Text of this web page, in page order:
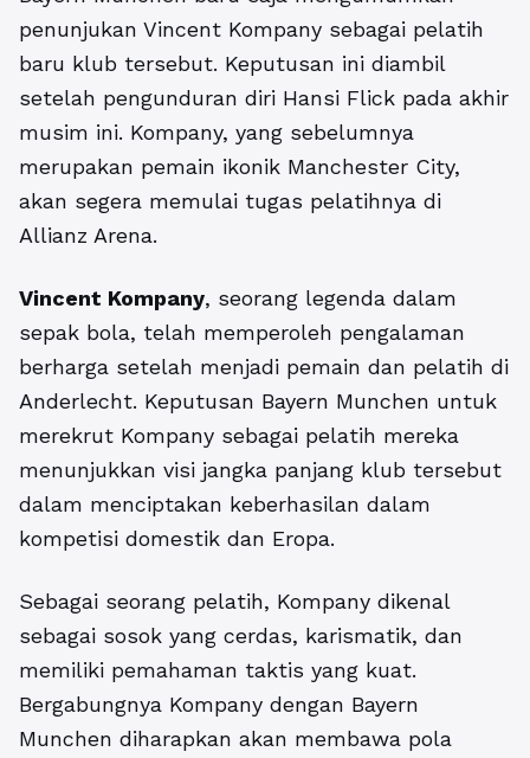
penunjukan Vincent Kompany sebagai pelatih
baru klub tersebut. Keputusan ini diambil
setelah pengunduran diri Hansi Flick pada akhir
musim ini. Kompany, yang sebelumnya
merupakan pemain ikonik Manchester City,
akan segera memulai tugas pelatihnya di
Allianz Arena.
Vincent Kompany, seorang legenda dalam
sepak bola, telah memperoleh pengalaman
berharga setelah menjadi pemain dan pelatih di
Anderlecht. Keputusan Bayern Munchen untuk
merekrut Kompany sebagai pelatih mereka
menunjukkan visi jangka panjang klub tersebut
dalam menciptakan keberhasilan dalam
kompetisi domestik dan Eropa.
Sebagai seorang pelatih, Kompany dikenal
sebagai sosok yang cerdas, karismatik, dan
memiliki pemahaman taktis yang kuat.
Bergabungnya Kompany dengan Bayern
Munchen diharapkan akan membawa pola